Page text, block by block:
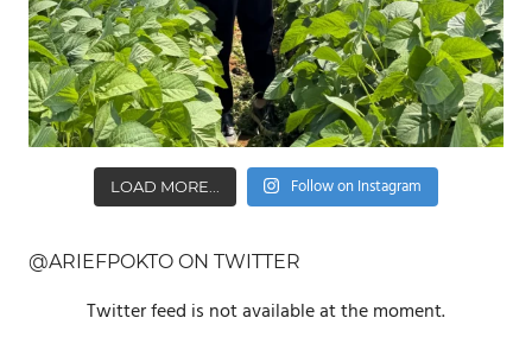
LOAD MORE... Follow on Instagram
@ARIEFPOKTO ON TWITTER
Twitter feed is not available at the moment.